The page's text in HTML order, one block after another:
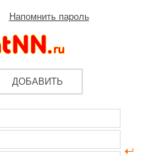
Напомнить пароль
ДОБАВИТЬ